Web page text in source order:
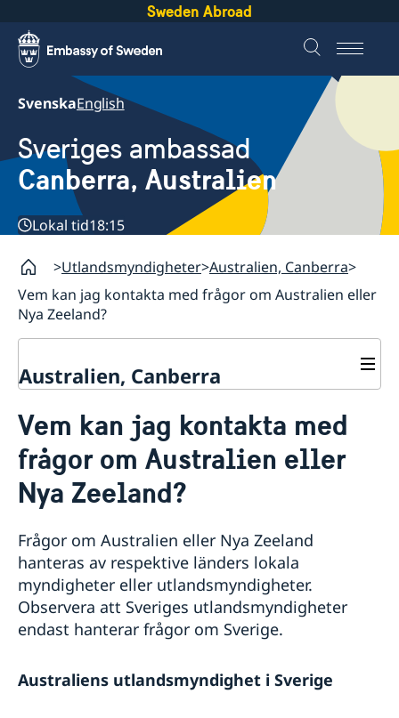
Sweden Abroad
SvenskaEnglish
Sveriges ambassad
Canberra, Australien
Lokal tid18:15
Utlandsmyndigheter Australien, Canberra
Vem kan jag kontakta med frågor om Australien eller
Nya Zeeland?
Australien, Canberra
Nyheter
Kalendarium på engelska
Kontakt
Helgdagar
Om oss
Ambassadören
Jobbmöjligheter
Bilateral handel med Australien och Nya
Zeeland
Team Sweden
Anmäl handelshinder
Made with Sweden i Australien
Made with Sweden på Nya Zeeland
Business Climate Survey
Vem kan jag kontakta med
frågor om Australien eller
Nya Zeeland?
Frågor om Australien eller Nya Zeeland
hanteras av respektive länders lokala
myndigheter eller utlandsmyndigheter.
Observera att Sveriges utlandsmyndigheter
endast hanterar frågor om Sverige.
Australiens utlandsmyndighet i Sverige